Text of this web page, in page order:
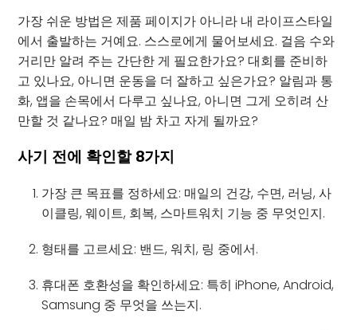
가장 쉬운 방법은 제품 페이지가 아니라 내 라이프스타일
에서 출발하는 거예요. 스스로에게 물어보세요. 걸음 수와
거리만 알려 주는 간단한 게 필요한가요? 대회를 준비하
고 있나요, 아니면 운동을 더 잘하고 싶은가요? 알림과 통
화, 앱을 손목에서 다루고 싶나요, 아니면 그게 오히려 산
만할 것 같나요? 매일 밤 차고 자게 될까요?
사기 전에 확인할 8가지
가장 큰 목표를 정하세요: 매일의 건강, 수면, 러닝, 사
이클링, 웨이트, 회복, 스마트워치 기능 중 무엇인지.
형태를 고르세요: 밴드, 워치, 링 중에서.
휴대폰 호환성을 확인하세요: 특히 iPhone, Android,
Samsung 중 무엇을 쓰는지.